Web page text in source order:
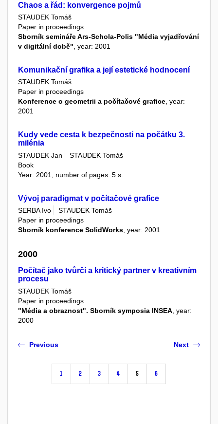
Chaos a řád: konvergence pojmů
STAUDEK Tomáš
Paper in proceedings
Sborník semináře Ars-Schola-Polis "Média vyjadřování
v digitální době" , year: 2001
Komunikační grafika a její estetické hodnocení
STAUDEK Tomáš
Paper in proceedings
Konference o geometrii a počítačové grafice, year:
2001
Kudy vede cesta k bezpečnosti na počátku 3.
milénia
STAUDEK Jan
STAUDEK Tomáš
Book
Year: 2001, number of pages: 5 s.
Vývoj paradigmat v počítačové grafice
SERBA Ivo
STAUDEK Tomáš
Paper in proceedings
Sborník konference SolidWorks , year: 2001
2000
Počítač jako tvůrčí a kritický partner v kreativním
procesu
STAUDEK Tomáš
Paper in proceedings
"Média a obraznost". Sborník symposia INSEA , year:
2000
Previous
1 2 3 4 5 6
Next